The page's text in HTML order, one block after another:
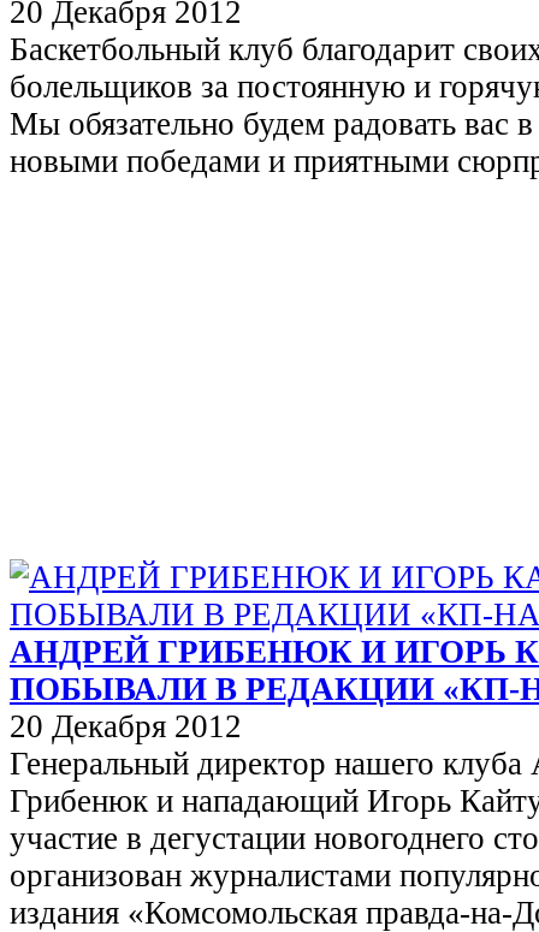
20 Декабря 2012
Баскетбольный клуб благодарит
болельщиков за постоянную и
Мы обязательно будем радовать вас
новыми победами и приятными
АНДРЕЙ ГРИБЕНЮК И ИГОРЬ
ПОБЫВАЛИ В РЕДАКЦИИ «КП-
20 Декабря 2012
Генеральный директор нашего клуба
Грибенюк и нападающий Игорь
участие в дегустации новогоднего
организован журналистами
издания «Комсомольская правда-на-